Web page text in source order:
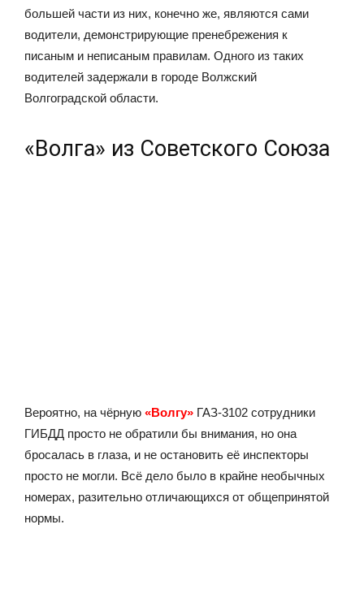
большей части из них, конечно же, являются сами
водители, демонстрирующие пренебрежения к
писаным и неписаным правилам. Одного из таких
водителей задержали в городе Волжский
Волгоградской области.
«Волга» из Советского Союза
Вероятно, на чёрную «Волгу» ГАЗ-3102 сотрудники
ГИБДД просто не обратили бы внимания, но она
бросалась в глаза, и не остановить её инспекторы
просто не могли. Всё дело было в крайне необычных
номерах, разительно отличающихся от общепринятой
нормы.